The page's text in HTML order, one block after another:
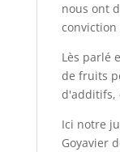
nous ont
Lès parlé
de fruits
d'additifs,
Ici notre
Goyavier